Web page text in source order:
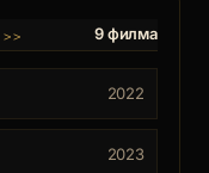
>> 9 филма
2022
2023